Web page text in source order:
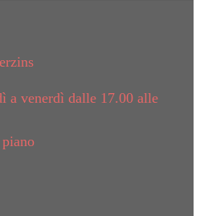
a venerdì dalle 17.00 alle